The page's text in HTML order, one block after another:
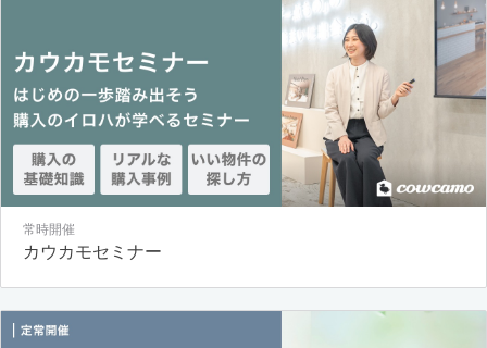
常時開催
カウカモセミナー